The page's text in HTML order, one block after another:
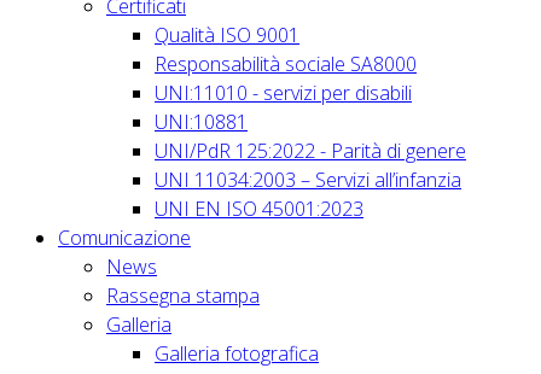
Certificati
Qualità ISO 9001
Responsabilità sociale SA8000
UNI:11010 - servizi per disabili
UNI:10881
UNI/PdR 125:2022 - Parità di genere
UNI 11034:2003 – Servizi all’infanzia
UNI EN ISO 45001:2023
Comunicazione
News
Rassegna stampa
Galleria
Galleria fotografica